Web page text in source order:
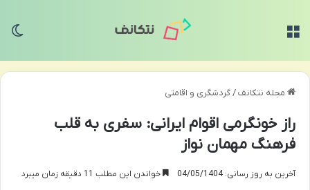
مجله نتکانف/گردشگری و اقامتی
راز خونگرمی اقوام ایرانی: سفری به قلب
فرهنگ مهمان نواز
آخرین به روز رسانی: 04/05/1404 خواندن این مطلب 11 دقیقه زمان میبرد